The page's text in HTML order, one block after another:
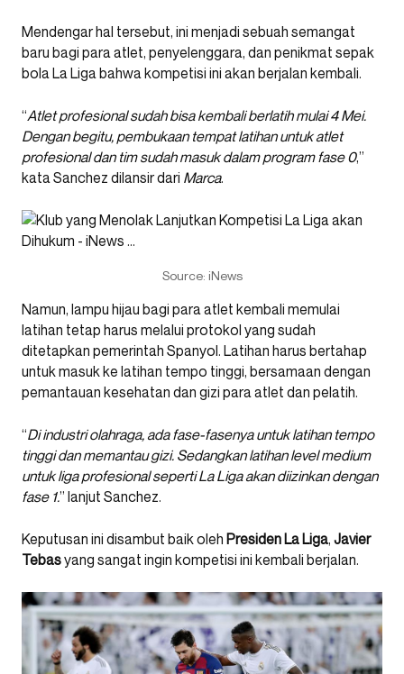
Mendengar hal tersebut, ini menjadi sebuah semangat
baru bagi para atlet, penyelenggara, dan penikmat sepak
bola La Liga bahwa kompetisi ini akan berjalan kembali.
“Atlet profesional sudah bisa kembali berlatih mulai 4 Mei.
Dengan begitu, pembukaan tempat latihan untuk atlet
profesional dan tim sudah masuk dalam program fase 0,”
kata Sanchez dilansir dari Marca.
Source: iNews
Namun, lampu hijau bagi para atlet kembali memulai
latihan tetap harus melalui protokol yang sudah
ditetapkan pemerintah Spanyol. Latihan harus bertahap
untuk masuk ke latihan tempo tinggi, bersamaan dengan
pemantauan kesehatan dan gizi para atlet dan pelatih.
“Di industri olahraga, ada fase-fasenya untuk latihan tempo
tinggi dan memantau gizi. Sedangkan latihan level medium
untuk liga profesional seperti La Liga akan diizinkan dengan
fase 1.” lanjut Sanchez.
Keputusan ini disambut baik oleh Presiden La Liga, Javier
Tebasyang sangat ingin kompetisi ini kembali berjalan.